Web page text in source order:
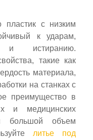
с низким
к ударам,
и истиранию.
такие как
материала,
на станках с
преимущество в
и медицинских
большой объем
литье под